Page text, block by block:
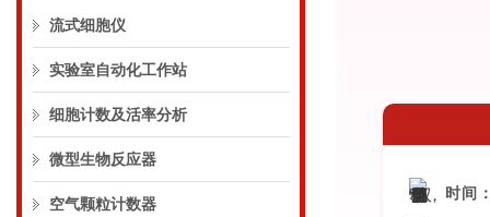
流式细胞仪
实验室自动化工作站
细胞计数及活率分析
微型生物反应器
空气颗粒计数器
时间